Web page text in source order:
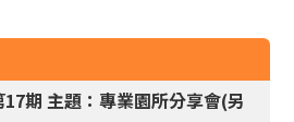
期 主題：專業園所分享會(另